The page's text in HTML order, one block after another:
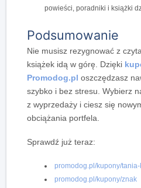
powieści, poradniki i książki
Podsumowanie
Nie musisz rezygnować z
książek idą w górę. Dzięki
Promodog.pl oszczędzasz
szybko i bez stresu. Wybierz
z wyprzedaży i ciesz się
obciążania portfela.
Sprawdź już teraz:
promodog.pl/kupony/
promodog.pl/kupony/znak